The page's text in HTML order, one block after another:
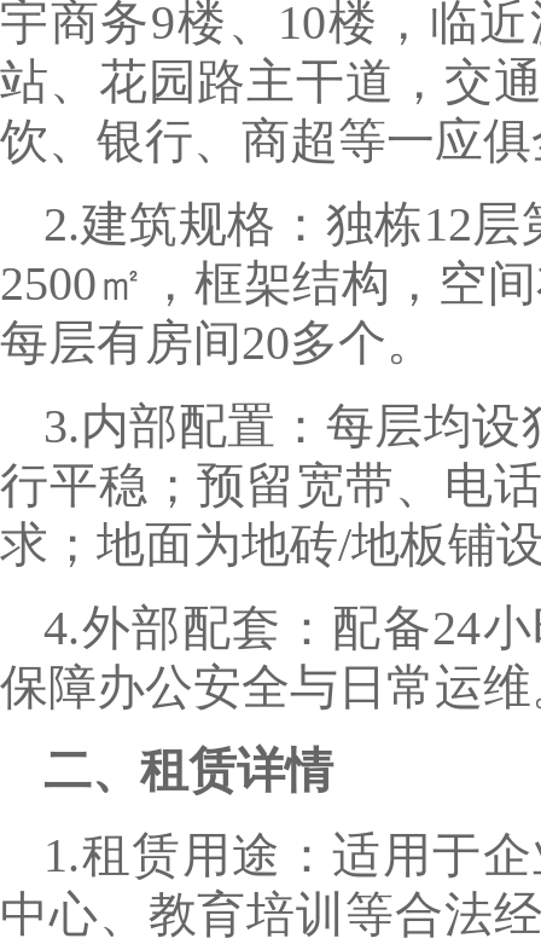
宇商务9楼、10楼，临
站、花园路主干道，交
饮、银行、商超等一应
2.建筑规格：独栋12
2500㎡，框架结构，空
每层有房间20多个。
3.内部配置：每层均
行平稳；预留宽带、电
求；地面为地砖/地板铺
4.外部配套：配备24
保障办公安全与日常运
二、租赁详情
1.租赁用途：适用于
中心、教育培训等合法